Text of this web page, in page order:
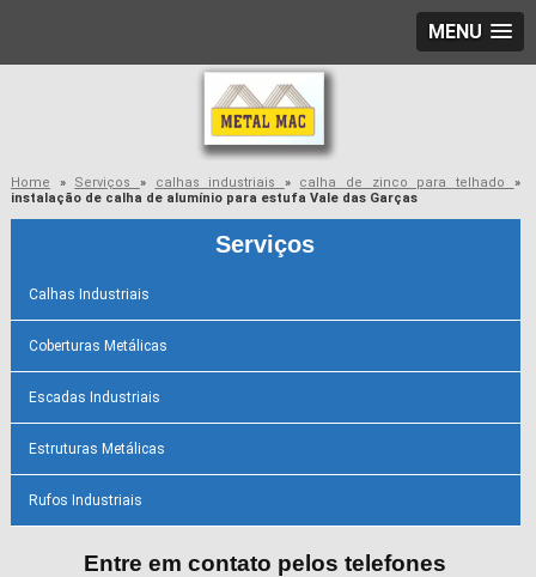
MENU
Home » Serviços » calhas industriais » calha de zinco para telhado »
instalação de calha de alumínio para estufa Vale das Garças
Serviços
Calhas Industriais
Coberturas Metálicas
Escadas Industriais
Estruturas Metálicas
Rufos Industriais
Entre em contato pelos telefones